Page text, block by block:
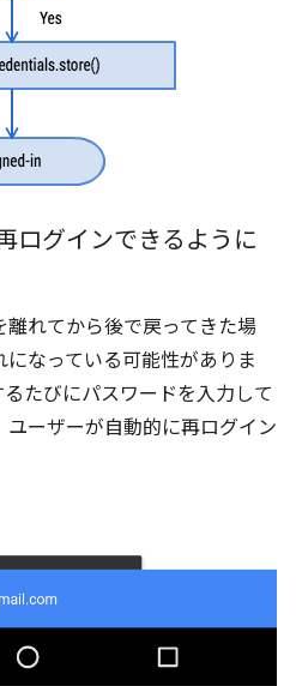
ログインできるように
れてから後で戻ってきた場
なっている可能性がありま
たびにパスワードを入力して
ーザーが自動的に再ログイン